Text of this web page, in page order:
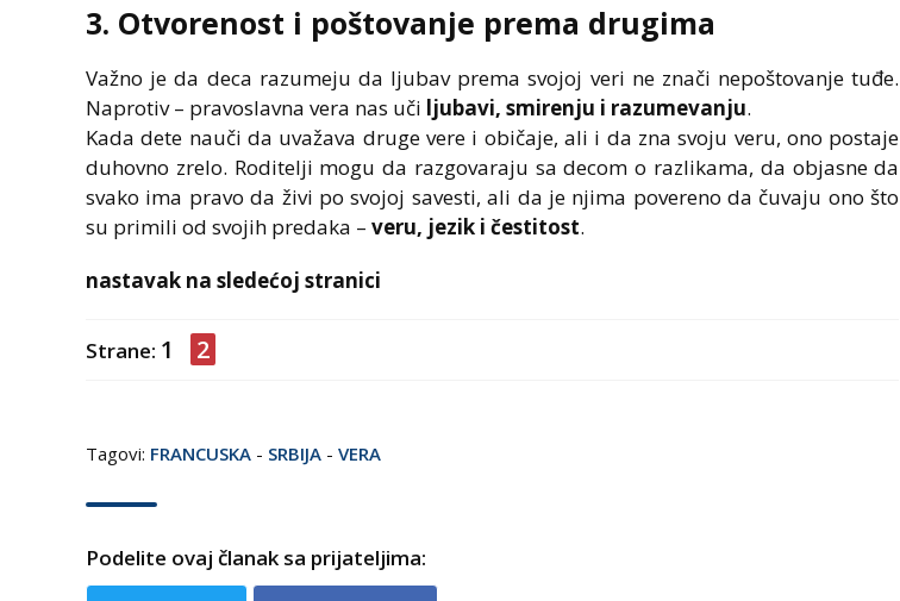
3. Otvorenost i poštovanje prema drugima
Važno je da deca razumeju da ljubav prema svojoj veri ne znači nepoštovanje tuđe.
Naprotiv – pravoslavna vera nas uči ljubavi, smirenju i razumevanju.
Kada dete nauči da uvažava druge vere i običaje, ali i da zna svoju veru, ono postaje
duhovno zrelo. Roditelji mogu da razgovaraju sa decom o razlikama, da objasne da
svako ima pravo da živi po svojoj savesti, ali da je njima povereno da čuvaju ono što
su primili od svojih predaka – veru, jezik i čestitost.
nastavak na sledećoj stranici
Strane: 1 2
Tagovi: FRANCUSKA - SRBIJA - VERA
Podelite ovaj članak sa prijateljima: